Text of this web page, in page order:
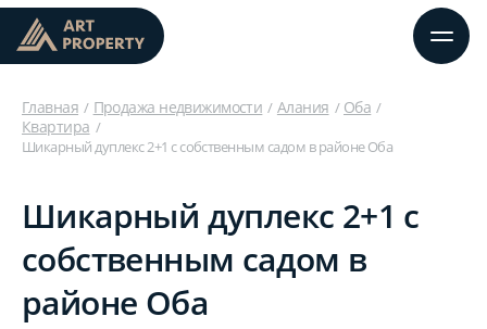
Главная Продажа недвижимости Алания
Оба
Квартира
Шикарный дуплекс 2+1 с собственным садом в районе Оба
Шикарный дуплекс 2+1 с
собственным садом в
районе Оба